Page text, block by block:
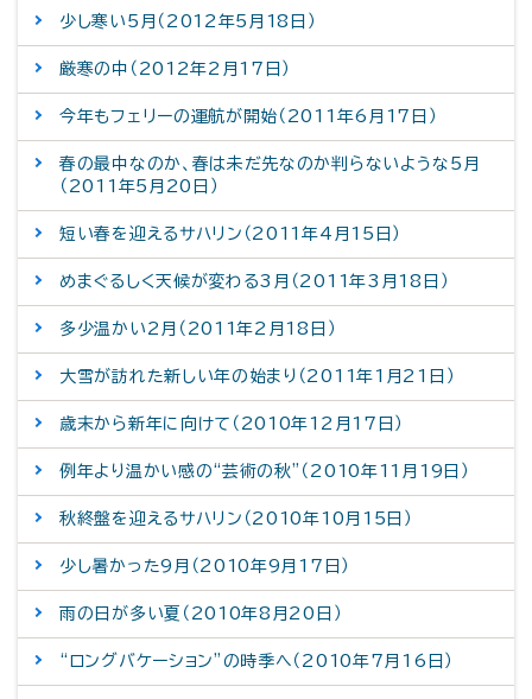
少し寒い5月（2012年5月18日）
厳寒の中（2012年2月17日）
今年もフェリーの運航が開始（2011年6月17日）
春の最中なのか、春は未だ先なのか判らないような5月
（2011年5月20日）
短い春を迎えるサハリン（2011年4月15日）
めまぐるしく天候が変わる3月（2011年3月18日）
多少温かい2月（2011年2月18日）
大雪が訪れた新しい年の始まり（2011年1月21日）
歳末から新年に向けて（2010年12月17日）
例年より温かい感の“芸術の秋”（2010年11月19日）
秋終盤を迎えるサハリン（2010年10月15日）
少し暑かった9月（2010年9月17日）
雨の日が多い夏（2010年8月20日）
“ロングバケーション”の時季へ（2010年7月16日）